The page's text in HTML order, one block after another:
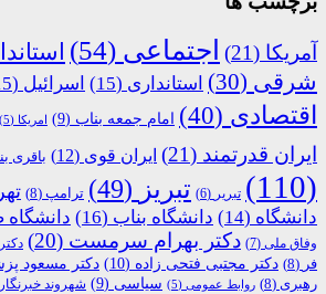
آمریکا (21) اجتماعی (54)
شرقی (30) استانداری (15) اسرائیل (15)
اقتصادی (40) امام جمعه بناب (9) امریکا (5)
ایران قدرتمند (21) ایران قوی (12) باقری
(110)
تبریر (6) تبریز (49) ترامپ (8)
دانشگاه (14) دانشگاه بناب (16) دانشگاه
وفاق ملی (7) دکتر بهرام سرمست (20)
فر (8) دکتر مجتبی فتحی زاده (10) دکتر مسعود
رهبری (8) روابط عمومی (5) سیاسی (9) شهروند خبرنگار